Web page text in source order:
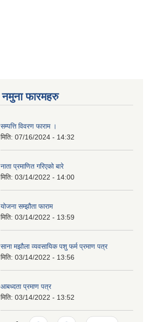
नमुना फारमहरु
सम्पत्ति विवरण फाराम ।
मिति: 07/16/2024 - 14:32
नाता प्रमाणित गरिएको बारे
मिति: 03/14/2022 - 14:00
योजना सम्झौता फाराम
मिति: 03/14/2022 - 13:59
साना मझौला व्यवसायिक पशु फर्म प्रमाण पत्र
मिति: 03/14/2022 - 13:56
आबध्दता प्रमाण पत्र
मिति: 03/14/2022 - 13:52